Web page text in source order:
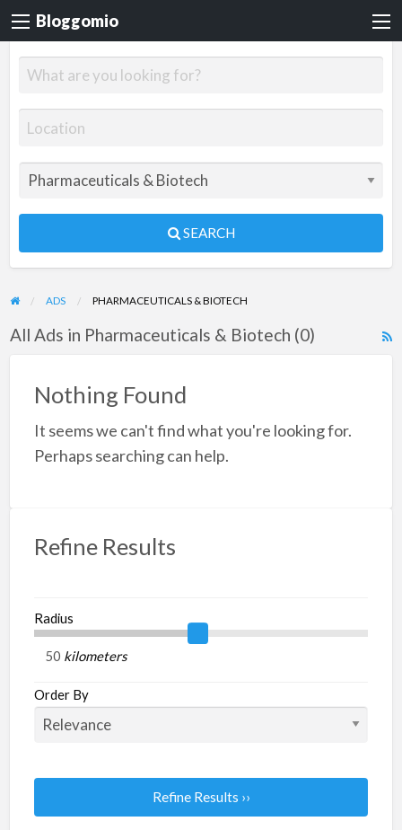
Bloggomio
SEARCH
ADS PHARMACEUTICALS & BIOTECH
All Ads in Pharmaceuticals & Biotech (0)
Nothing Found
It seems we can't find what you're looking for.
Perhaps searching can help.
Refine Results
Radius
kilometers
Order By
Refine Results ››